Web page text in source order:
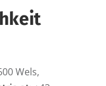
Wels,